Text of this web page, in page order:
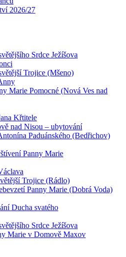
2026/27
Srdce Ježíšova
Trojice (Mšeno)
Marie Pomocné (Nová Ves nad
Křtitele
nad Nisou – ubytování
Paduánského (Bedřichov)
Panny Marie
Trojice (Rádlo)
Panny Marie (Dobrá Voda)
Ducha svatého
Srdce Ježíšova
Marie v Domově Maxov